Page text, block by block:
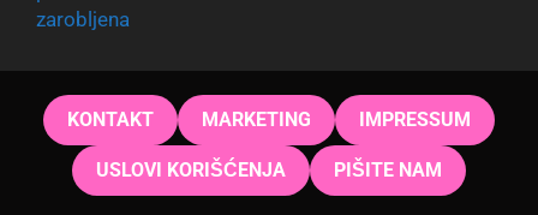
KONTAKT MARKETING IMPRESSUM
USLOVI KORIŠĆENJA PIŠITE NAM